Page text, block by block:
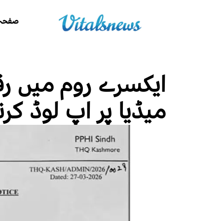
ایکسرے روم
میڈیا پر اپ لوڈ